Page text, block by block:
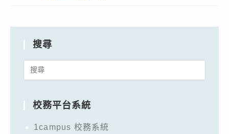
搜尋
Search
校務平台系統
1campus 校務系統